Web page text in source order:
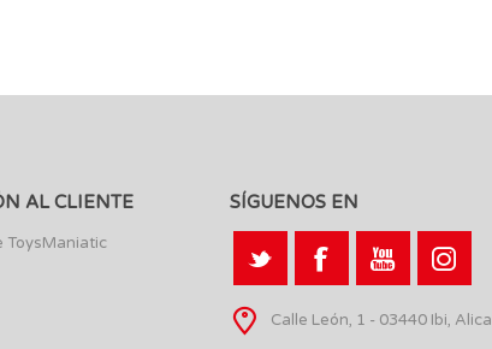
AL CLIENTE
ToysManiatic
SÍGUENOS EN
Calle León, 1 - 03440 Ibi,